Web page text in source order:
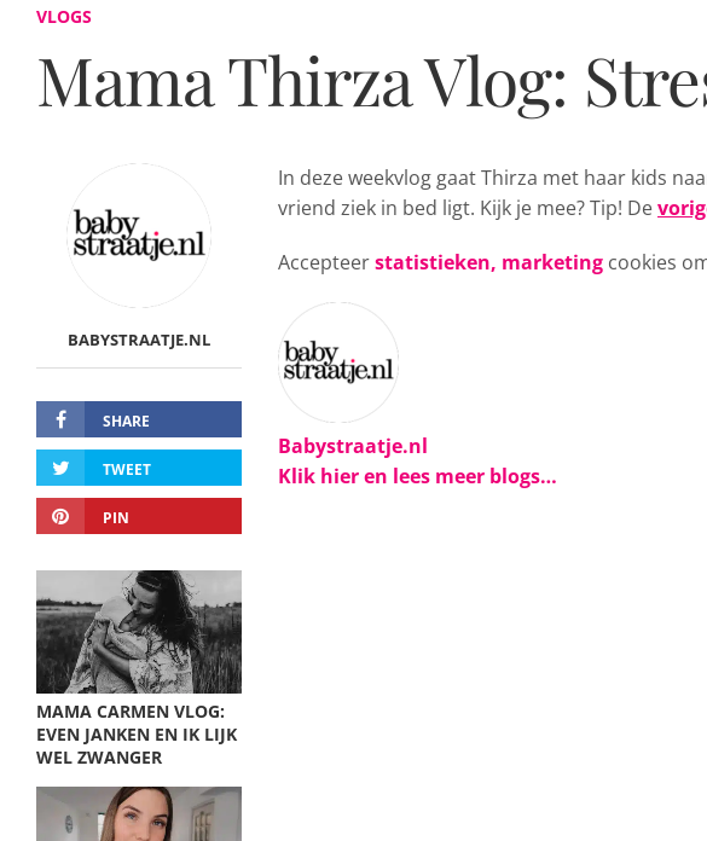
VLOGS
Mama Thirza Vlog:
BABYSTRAATJE.NL
SHARE
TWEET
PIN
MAMA CARMEN VLOG:
EVEN JANKEN EN IK LIJK
WEL ZWANGER
In deze weekvlog gaat Thirza met haar kids
vriend ziek in bed ligt. Kijk je mee? Tip! De
Accepteerstatistieken, marketing cookies
Babystraatje.nl
Klik hier en lees meer blogs…